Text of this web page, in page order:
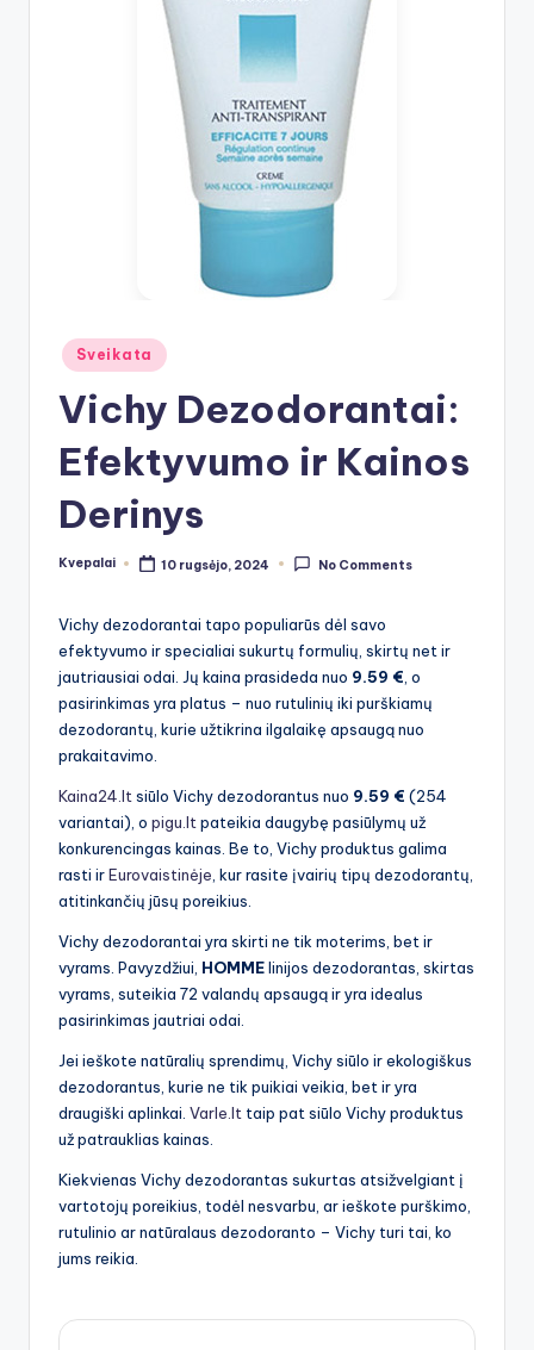
Posted
in
Sveikata
Vichy Dezodorantai:
Efektyvumo ir Kainos
Derinys
Posted
Kvepalai 10 rugsėjo, 2024 No Comments
Vichy dezodorantai tapo populiarūs dėl savo
efektyvumo ir specialiai sukurtų formulių, skirtų net ir
jautriausiai odai. Jų kaina prasideda nuo 9.59 € , o
pasirinkimas yra platus – nuo rutulinių iki purškiamų
dezodorantų, kurie užtikrina ilgalaikę apsaugą nuo
prakaitavimo.
Kaina24.lt siūlo Vichy dezodorantus nuo 9.59 € (254
variantai), o pigu.lt pateikia daugybę pasiūlymų už
konkurencingas kainas. Be to, Vichy produktus galima
rasti irEurovaistinėje , kur rasite įvairių tipų dezodorantų,
atitinkančių jūsų poreikius.
Vichy dezodorantai yra skirti ne tik moterims, bet ir
vyrams. Pavyzdžiui, HOMMElinijos dezodorantas, skirtas
vyrams, suteikia 72 valandų apsaugą ir yra idealus
pasirinkimas jautriai odai.
Jei ieškote natūralių sprendimų, Vichy siūlo ir ekologiškus
dezodorantus, kurie ne tik puikiai veikia, bet ir yra
draugiški aplinkai. Varle.lt taip pat siūlo Vichy produktus
už patrauklias kainas.
Kiekvienas Vichy dezodorantas sukurtas atsižvelgiant į
vartotojų poreikius, todėl nesvarbu, ar ieškote purškimo,
rutulinio ar natūralaus dezodoranto – Vichy turi tai, ko
jums reikia.